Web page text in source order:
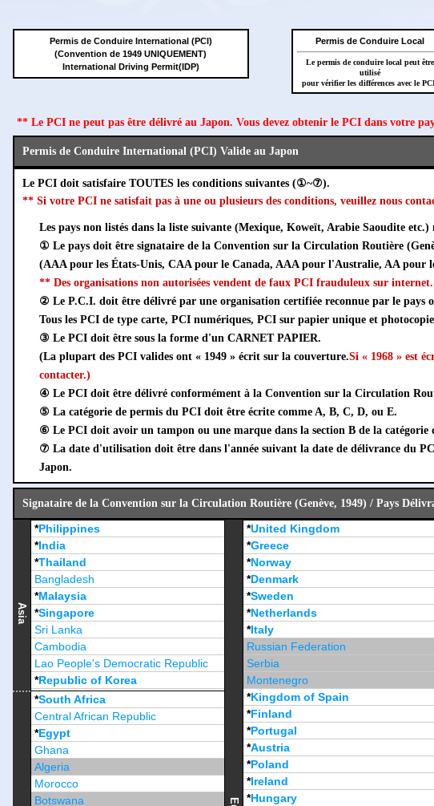
Permis de Conduire International (PCI)
(Convention de 1949 UNIQUEMENT)
International Driving Permit(IDP)
Permis de Conduire Local
Le permis de conduire local peut être
utilisé
pour vérifier les différences avec le
** Le PCI ne peut pas être délivré au Japon. Vous devez obtenir le PCI dans votre
Permis de Conduire International (PCI) Valide au Japon
Le PCI doit satisfaire TOUTES les conditions suivantes (①~⑦).
** Si votre PCI ne satisfait pas à une ou plusieurs des conditions, veuillez nous
Les pays non listés dans la liste suivante (Mexique, Koweït, Arabie Saoudite etc.)
① Le pays doit être signataire de la Convention sur la Circulation Routière
(AAA pour les États-Unis, CAA pour le Canada, AAA pour l'Australie, AA pour
** Des organisations non autorisées vendent de faux PCI frauduleux sur
② Le P.C.I. doit être délivré par une organisation certifiée reconnue par le pays
Tous les PCI de type carte, PCI numériques, PCI sur papier unique et
③ Le PCI doit être sous la forme d'un CARNET PAPIER.
(La plupart des PCI valides ont « 1949 » écrit sur la couverture.Si « 1968 » est
contacter.)
④ Le PCI doit être délivré conformément à la Convention sur la Circulation
⑤ La catégorie de permis du PCI doit être écrite comme A, B, C, D, ou E.
⑥ Le PCI doit avoir un tampon ou une marque dans la section B de la catégorie
⑦ La date d'utilisation doit être dans l'année suivant la date de délivrance du
Japon.
Signataire de la Convention sur la Circulation Routière (Genève, 1949) / Pays
Asia
*Philippines
*India
*Thailand
Bangladesh
*Malaysia
*Singapore
Sri Lanka
Cambodia
Lao People's Democratic Republic
*Republic of Korea
Brunei Darussalam
*South Africa
Central African Republic
*Egypt
Ghana
Algeria
Morocco
Botswana
*United Kingdom
*Greece
*Norway
*Denmark
*Sweden
*Netherlands
*Italy
Russian Federation
Serbia
Montenegro
*Kingdom of Spain
*Finland
*Portugal
*Austria
*Poland
*Ireland
*Hungary